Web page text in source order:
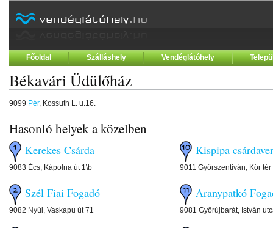
Főoldal Szálláshely Vendéglátóhely
Békavári Üdülőház
9099 Pér, Kossuth L. u.16.
Hasonló helyek a közelben
Kerekes Csárda
9083 Écs, Kápolna út 1\b
Szél Fiai Fogadó
9082 Nyúl, Vaskapu út 71
Kispipa
9011 Győrszentiván, Kör tér
Aranypatkó
9081 Győrújbarát, István